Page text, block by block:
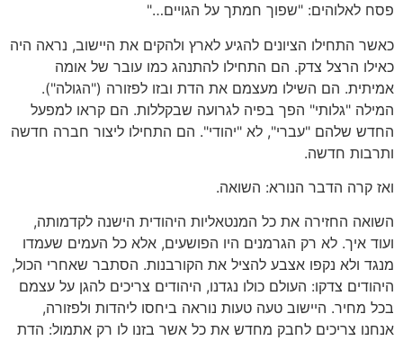
פסח לאלוהים: "שפוך חמתך על הגויים…"
כאשר התחילו הציונים להגיע לארץ ולהקים את היישוב, נראה היה
כאילו הרצל צדק. הם התחילו להתנהג כמו עובר של אומה
אמיתית. הם השילו מעצמם את הדת ובזו לפזורה ("הגולה").
המילה "גלותי" הפך בפיה לגרועה שבקללות. הם קראו למפעל
החדש שלהם "עברי", לא "יהודי". הם התחילו ליצור חברה חדשה
ותרבות חדשה.
ואז קרה הדבר הנורא: השואה.
השואה החזירה את כל המנטאליות היהודית הישנה לקדמותה,
ועוד איך. לא רק הגרמנים היו הפושעים, אלא כל העמים שעמדו
מנגד ולא נקפו אצבע להציל את הקורבנות. הסתבר שאחרי הכול,
היהודים צדקו: העולם כולו נגדנו, היהודים צריכים להגן על עצמם
בכל מחיר. היישוב טעה טעות נוראה ביחסו ליהדות ולפזורה,
אנחנו צריכים לחבק מחדש את כל אשר בזנו לו רק אתמול: הדת